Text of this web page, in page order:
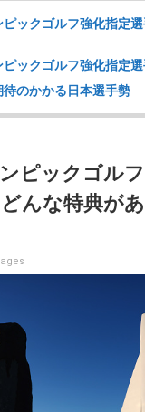
ピックゴルフ強化指定
ピックゴルフ強化指定
待のかかる日本選手勢
ピックゴル
んな特典が